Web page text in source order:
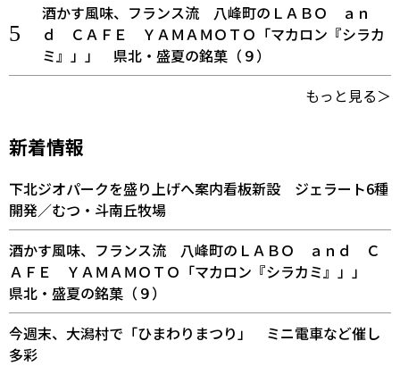
酒かす風味、フランス流 八峰町のＬＡＢＯ ａｎ
ｄ ＣＡＦＥ ＹＡＭＡＭＯＴＯ「マカロン『シラカ
ミ』」」 県北・盛夏の銘菓（９）
もっと見る＞
新着情報
下北ジオパークを盛り上げへ案内看板新設 ジェラート6種
開発／むつ・斗南丘牧場
酒かす風味、フランス流 八峰町のＬＡＢＯ ａｎｄ Ｃ
ＡＦＥ ＹＡＭＡＭＯＴＯ「マカロン『シラカミ』」」
県北・盛夏の銘菓（９）
今週末、大潟村で「ひまわりまつり」 ミニ電車など催し
多彩